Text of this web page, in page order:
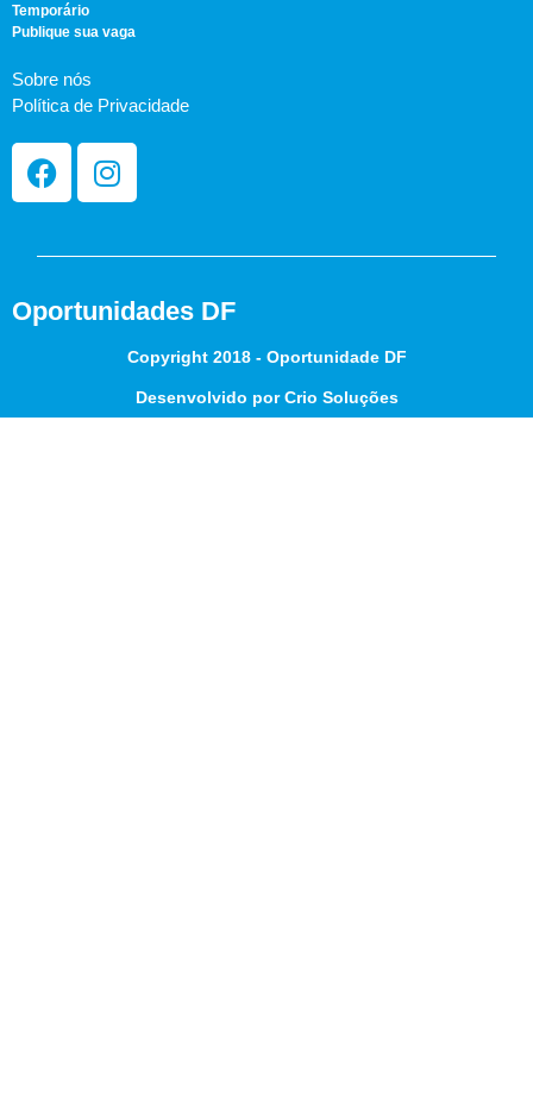
Temporário
Publique sua vaga
Sobre nós
Política de Privacidade
Oportunidades DF
Copyright 2018 - Oportunidade DF
Desenvolvido por Crio Soluções